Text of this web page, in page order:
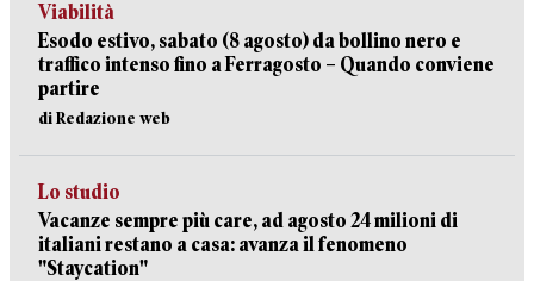
Viabilità
Esodo estivo, sabato (8 agosto) da bollino nero e
traffico intenso fino a Ferragosto – Quando conviene
partire
di Redazione web
Lo studio
Vacanze sempre più care, ad agosto 24 milioni di
italiani restano a casa: avanza il fenomeno
"Staycation"